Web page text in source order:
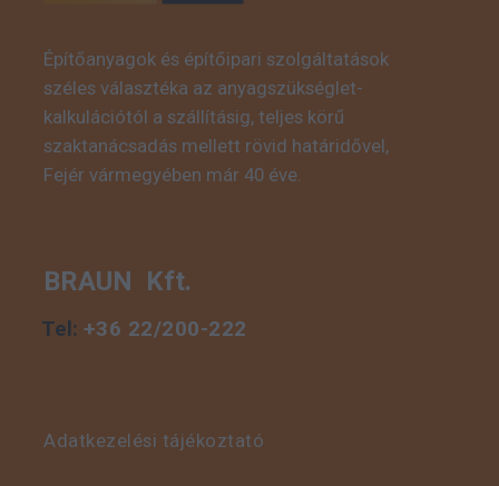
Építőanyagok és építőipari szolgáltatások
széles választéka az anyagszükséglet-
kalkulációtól a szállításig, teljes körű
szaktanácsadás mellett rövid határidővel,
Fejér vármegyében már 40 éve.
BRAUN Kft.
Tel: +36 22/200-222
Adatkezelési tájékoztató